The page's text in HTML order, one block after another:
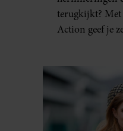
terugkijkt?
Action geef je